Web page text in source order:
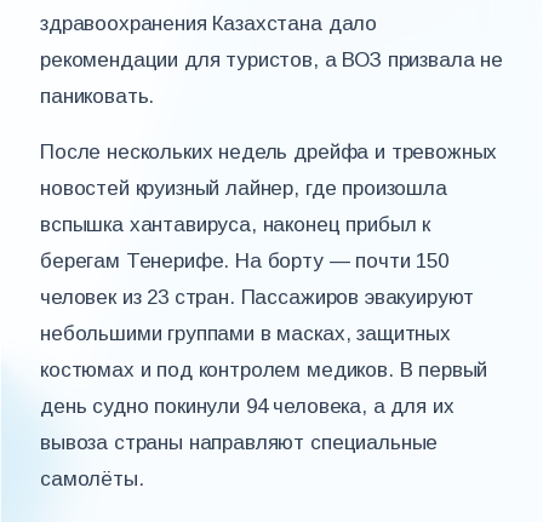
здравоохранения Казахстана дало
рекомендации для туристов, а ВОЗ призвала не
паниковать.
После нескольких недель дрейфа и тревожных
новостей круизный лайнер, где произошла
вспышка хантавируса, наконец прибыл к
берегам Тенерифе. На борту — почти 150
человек из 23 стран. Пассажиров эвакуируют
небольшими группами в масках, защитных
костюмах и под контролем медиков. В первый
день судно покинули 94 человека, а для их
вывоза страны направляют специальные
самолёты.